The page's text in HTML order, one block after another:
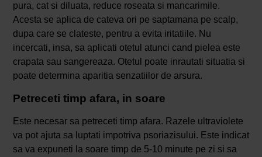
pura, cat si diluata, reduce roseata si mancarimile.
Acesta se aplica de cateva ori pe saptamana pe scalp,
dupa care se clateste, pentru a evita iritatiile. Nu
incercati, insa, sa aplicati otetul atunci cand pielea este
crapata sau sangereaza. Otetul poate inrautati situatia si
poate determina aparitia senzatiilor de arsura.
Petreceti timp afara, in soare
Este necesar sa petreceti timp afara. Razele ultraviolete
va pot ajuta sa luptati impotriva psoriazisului. Este indicat
sa va expuneti la soare timp de 5-10 minute pe zi si sa